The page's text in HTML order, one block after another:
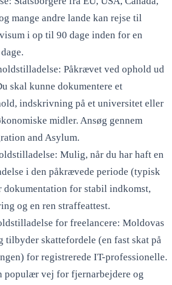
mange andre lande kan rejse til
i op til 90 dage inden for en
Påkrævet ved ophold ud
skal kunne dokumentere et
indskrivning på et universitet eller
midler. Ansøg gennem
and Asylum.
Mulig, når du har haft en
i den påkrævede periode (typisk
dokumentation for stabil indkomst,
og en ren straffeattest.
for freelancere: Moldovas
tilbyder skattefordele (en fast skat på
for registrerede IT-professionelle.
populær vej for fjernarbejdere og